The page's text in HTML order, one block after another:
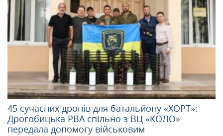
45 сучасних дронів для батальйону «ХОРТ»:
Дрогобицька РВА спільно з ВЦ «КОЛО»
передала допомогу військовим